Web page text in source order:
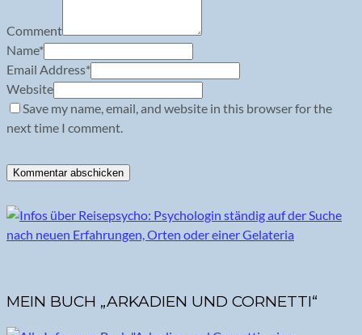
Comment
Name*
Email Address*
Website
Save my name, email, and website in this browser for the
next time I comment.
MEIN BUCH „ARKADIEN UND CORNETTI“